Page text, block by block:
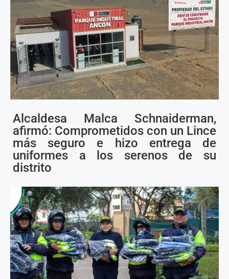
Alcaldesa Malca Schnaiderman,
afirmó: Comprometidos con un Lince
más seguro e hizo entrega de
uniformes a los serenos de su
distrito